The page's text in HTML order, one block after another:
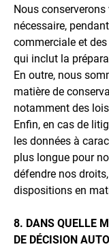
Nous
nécessaire,
commerciale et
qui inclut la
En outre, nous
matière de
notamment des
Enfin, en cas de
les données à
plus longue pour
défendre nos
dispositions en
8. DANS QUELLE
DE DÉCISION